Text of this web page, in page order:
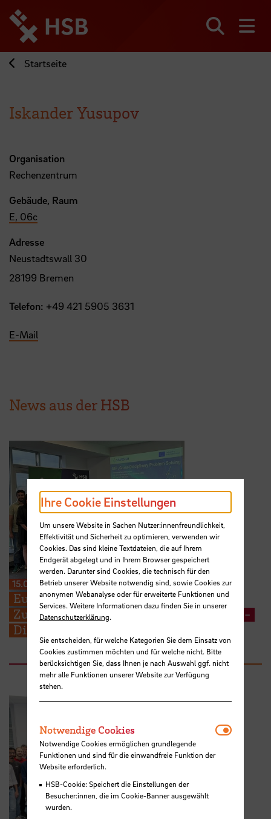
zum
Seiteninhalt
springen
Startseite
Iskander Yusupov
Organisation
Rechenzentrum
Gebäude, Raum
E, 06c
Adresse
Neustadtswall 30
28199 Bremen
Telefon: +49 421 5905 3631
E-Mail
News aus der HSB
15.07.2026
Europäische Perspektiven für
Zukunftsfragen: STARS EU BIP zu „Cross-
Disciplinary Problem Solving“
Ihre Cookie Einstellungen
Um unsere Website in Sachen Nutzer:innenfreundlichkeit,
Effektivität und Sicherheit zu optimieren, verwenden wir
Cookies. Das sind kleine Textdateien, die auf Ihrem
Endgerät abgelegt und in Ihrem Browser gespeichert
werden. Darunter sind Cookies, die technisch für den
Betrieb unserer Website notwendig sind, sowie Cookies zur
anonymen Webanalyse oder für erweiterte Funktionen und
Services. Weitere Informationen dazu finden Sie in unserer
Datenschutzerklärung.
Sie entscheiden, für welche Kategorien Sie dem Einsatz von
Cookies zustimmen möchten und für welche nicht. Bitte
berücksichtigen Sie, dass Ihnen je nach Auswahl ggf. nicht
mehr alle Funktionen unserer Website zur Verfügung
stehen.
Notwendige Cookies
Notwendige Cookies ermöglichen grundlegende
Funktionen und sind für die einwandfreie Funktion der
Website erforderlich.
HSB-Cookie: Speichert die Einstellungen der
Besucher:innen, die im Cookie-Banner ausgewählt
wurden.